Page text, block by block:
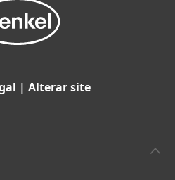
| Alterar site